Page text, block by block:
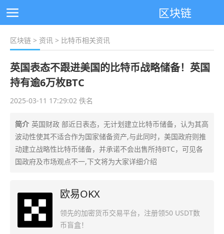
区块链
区块链 > 资讯 > 比特币相关资讯
英国表态不跟进美国的比特币战略储备！英国
持有逾6万枚BTC
2025-03-11 17:29:02 佚名
简介 英国财政 部近日表态，无计划建立比特币储备，认为其高
波动性使其不适合作为国家储备资产,与此同时，美国政府则推
动建立战略性比特币储备，并承诺不会出售所持BTC，可见各
国政府及市场观点不一,下文将为大家详细介绍
欧易OKX
领先的加密货币交易平台，注册领50 USDT数
币盲盒！